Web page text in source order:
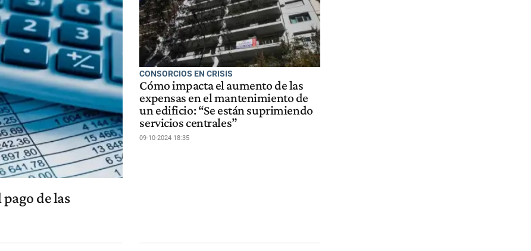
de las
CONSORCIOS EN CRISIS
Cómo impacta el aumento de las
expensas en el mantenimiento de
un edificio: “Se están suprimiendo
servicios centrales”
09-10-2024 18:35